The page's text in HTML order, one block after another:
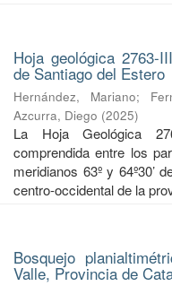
Hoja geológica 2763-
de Santiago del Estero
Hernández, Mariano;
Azcurra, Diego (2025)
La Hoja Geológica
comprendida entre los
meridianos 63º y 64º30’
centro-occidental de la
Bosquejo
Valle, Provincia de